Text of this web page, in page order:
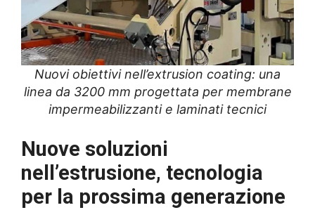
Nuovi obiettivi nell’extrusion coating: una
linea da 3200 mm progettata per membrane
impermeabilizzanti e laminati tecnici
Nuove soluzioni
nell’estrusione, tecnologia
per la prossima generazione